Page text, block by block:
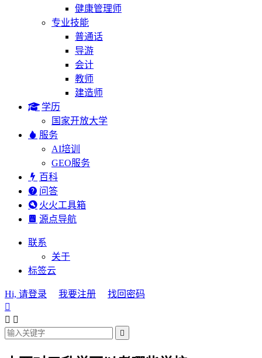
健康管理师
专业技能
普通话
导游
会计
教师
建造师
学历
国家开放大学
服务
AI培训
GEO服务
百科
问答
火火工具箱
源点导航
联系
关于
标签云
Hi, 请登录 我要注册
找回密码

 
